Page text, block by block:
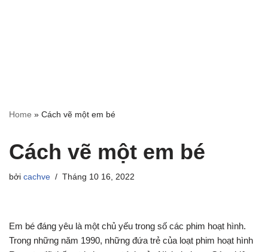
Home » Cách vẽ một em bé
Cách vẽ một em bé
bởi cachve Tháng 10 16, 2022
Em bé đáng yêu là một chủ yếu trong số các phim hoạt hình.
Trong những năm 1990, những đứa trẻ của loạt phim hoạt hình